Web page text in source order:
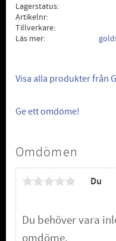
Lagerstatus
Artikelnr
Tillverkare
Läs mer
Visa alla produkter från
Ge ett omdöme!
Omdömen
Du